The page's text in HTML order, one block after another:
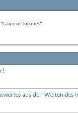
of Thrones"
aus den Weiten des